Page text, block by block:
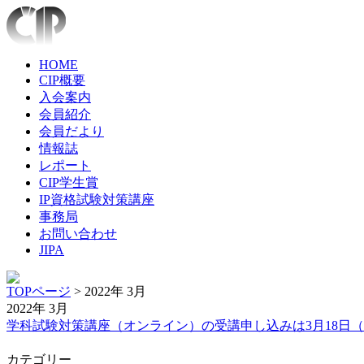
HOME
CIP概要
入会案内
会員紹介
会員だより
情報誌
レポート
CIP学生賞
IP資格試験対策講座
事務局
お問い合わせ
JIPA
TOPページ > 2022年 3月
2022年 3月
学科試験対策講座（オンライン）の受講申し込みは3月18日
カテゴリー